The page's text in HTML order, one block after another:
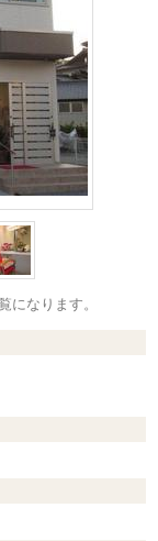
なります。